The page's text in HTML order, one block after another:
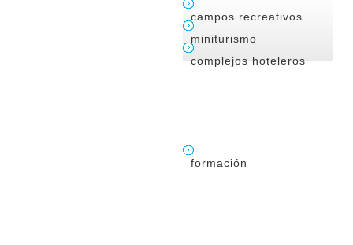
campos recreativos
miniturismo
complejos hoteleros
formación